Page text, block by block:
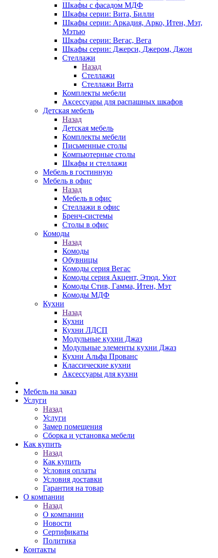
Шкафы с фасадом МДФ
Шкафы серии: Вита, Билли
Шкафы серии: Аркадия, Арко, Итен, Мэт,
Мэтью
Шкафы серии: Вегас, Вега
Шкафы серии: Джерси, Джером, Джон
Стеллажи
Назад
Стеллажи
Стеллажи Вита
Комплекты мебели
Аксессуары для распашных шкафов
Детская мебель
Назад
Детская мебель
Комплекты мебели
Письменные столы
Компьютерные столы
Шкафы и стеллажи
Мебель в гостинную
Мебель в офис
Назад
Мебель в офис
Стеллажи в офис
Бренч-системы
Столы в офис
Комоды
Назад
Комоды
Обувницы
Комоды серия Вегас
Комоды серия Акцент, Этюд, Уют
Комоды Стив, Гамма, Итен, Мэт
Комоды МДФ
Кухни
Назад
Кухни
Кухни ЛДСП
Модульные кухни Джаз
Модульные элементы кухни Джаз
Кухни Альфа Прованс
Классические кухни
Аксессуары для кухни
Мебель на заказ
Услуги
Назад
Услуги
Замер помещения
Сборка и установка мебели
Как купить
Назад
Как купить
Условия оплаты
Условия доставки
Гарантия на товар
О компании
Назад
О компании
Новости
Сертификаты
Политика
Контакты